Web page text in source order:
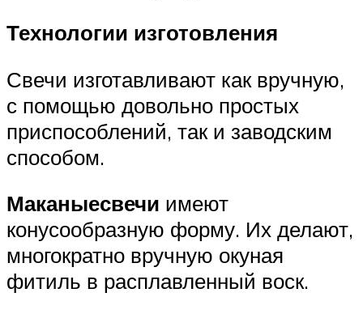
Технологии изготовления
Свечи изготавливают как вручную,
с помощью довольно простых
приспособлений, так и заводским
способом.
Маканыесвечи имеют
конусообразную форму. Их делают,
многократно вручную окуная
фитиль в расплавленный воск.